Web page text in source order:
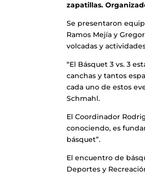
zapatillas.
Se presentaron
Ramos Mejía y
volcadas y
“El Básquet 3 vs. 3
canchas y tantos
cada uno de estos
Schmahl.
El Coordinador
conociendo, es
básquet”.
El encuentro de
Deportes y